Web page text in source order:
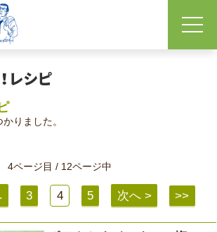
りました。
4ページ目 / 12ページ中
3 4 5 次へ > >>